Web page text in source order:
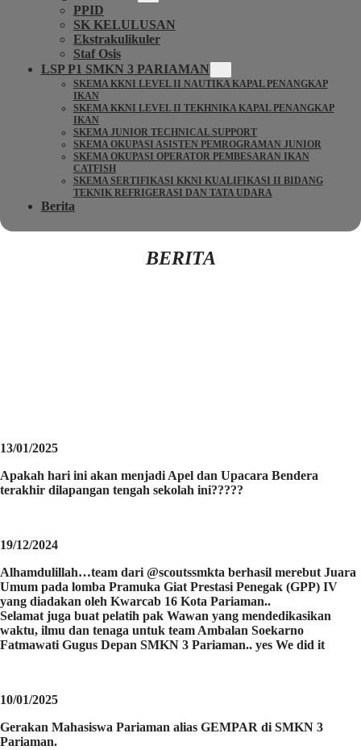
PPID
SK KELULUSAN
Ekstrakulikuler
Staf Osis
LSP P1 SMKN 3 PARIAMAN
SKEMA KKNI LEVEL II NAUTIKA KAPAL PENANGKAP
IKAN
SKEMA KKNI LEVEL II TEKHNIKA KAPAL PENANGKAP
IKAN
SKEMA JUNIOR TECHNICAL SUPPORT
SKEMA OKUPASI ASISTEN PEMROGRAMAN JUNIOR
SKEMA OKUPASI OPERATOR PEMBESARAN IKAN
CATFISH
SKEMA SERTIFIKASI KKNI KUALIFIKASI II BIDANG
TEKNIK REFRIGERASI DAN TATA UDARA
Berita
BERITA
13/01/2025
Apakah hari ini akan menjadi Apel dan Upacara Bendera
terakhir dilapangan tengah sekolah ini?????
19/12/2024
Alhamdulillah…team dari @scoutssmkta berhasil merebut Juara
Umum pada lomba Pramuka Giat Prestasi Penegak (GPP) IV
yang diadakan oleh Kwarcab 16 Kota Pariaman..
Selamat juga buat pelatih pak Wawan yang mendedikasikan
waktu, ilmu dan tenaga untuk team Ambalan Soekarno
Fatmawati Gugus Depan SMKN 3 Pariaman.. yes We did it
10/01/2025
Gerakan Mahasiswa Pariaman alias GEMPAR di SMKN 3
Pariaman.